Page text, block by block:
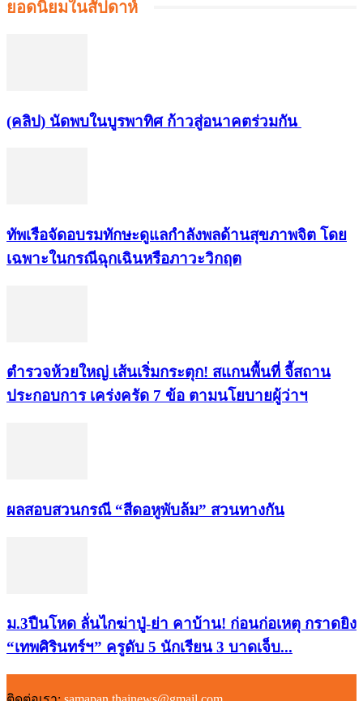
ยอดนิยมในสัปดาห์
(คลิป) นัดพบในบูรพาทิศ ก้าวสู่อนาคตร่วมกัน
ทัพเรือจัดอบรมทักษะดูแลกำลังพลด้านสุขภาพจิต โดย
เฉพาะในกรณีฉุกเฉินหรือภาวะวิกฤต
ตำรวจห้วยใหญ่ เส้นเริ่มกระตุก! สแกนพื้นที่ จี้สถาน
ประกอบการ เคร่งครัด 7 ข้อ ตามนโยบายผู้ว่าฯ
ผลสอบสวนกรณี “สีดอหูพับล้ม” สวนทางกัน
ม.3ปืนโหด ลั่นไกฆ่าปู่-ย่า คาบ้าน! ก่อนก่อเหตุ กราดยิง
“เทพศิรินทร์ฯ” ครูดับ 5 นักเรียน 3 บาดเจ็บ...